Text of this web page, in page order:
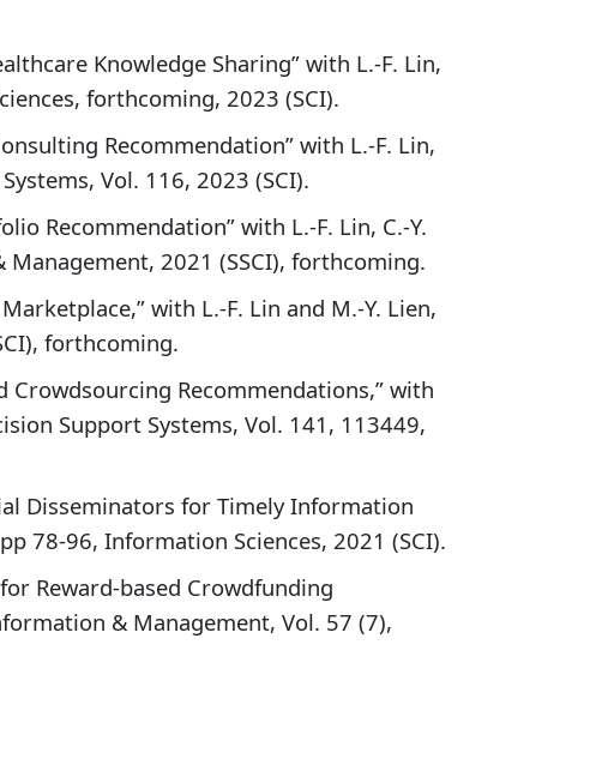
Knowledge Sharing” with L.-F. Lin,
forthcoming, 2023 (SCI).
Recommendation” with L.-F. Lin,
Vol. 116, 2023 (SCI).
Recommendation” with L.-F. Lin, C.-Y.
2021 (SSCI), forthcoming.
with L.-F. Lin and M.-Y. Lien,
forthcoming.
Crowdsourcing Recommendations,” with
Support Systems, Vol. 141, 113449,
Disseminators for Timely Information
78-96, Information Sciences, 2021 (SCI).
Reward-based Crowdfunding
& Management, Vol. 57 (7),